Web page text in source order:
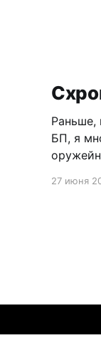
Раньше,
БП, я
27 июня